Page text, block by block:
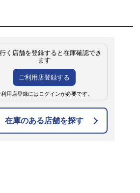
く店舗を登録すると在庫確認でき
ます
ご利用店登録する
利用店登録にはログインが必要です。
在庫のある店舗を探す